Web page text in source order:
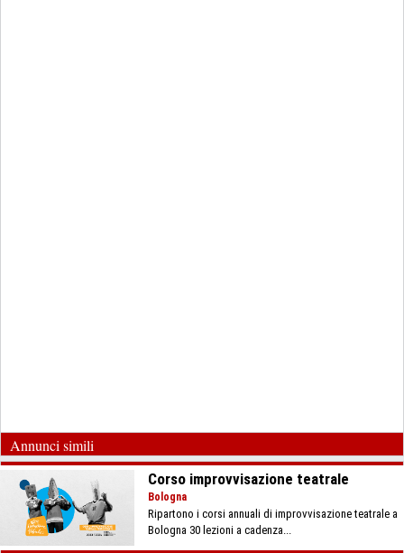
Annunci simili
Corso improvvisazione teatrale
Bologna
Ripartono i corsi annuali di improvvisazione teatrale a
Bologna 30 lezioni a cadenza...